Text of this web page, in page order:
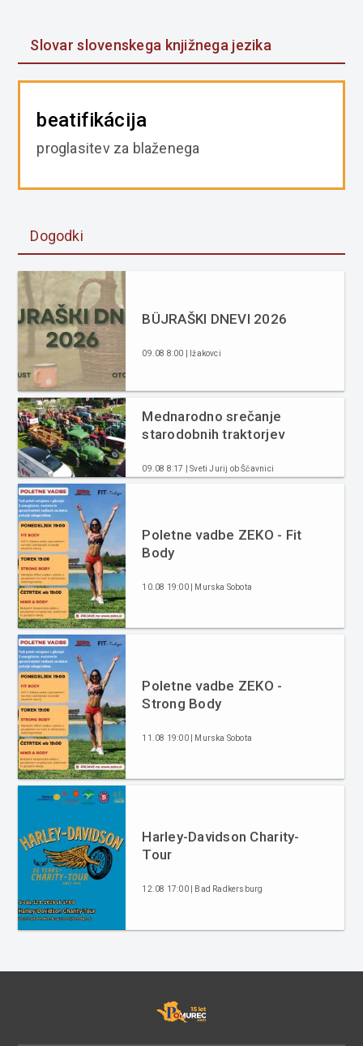
Slovar slovenskega knjižnega jezika
beatifikácija
proglasitev za blaženega
Dogodki
BÜJRAŠKI DNEVI 2026
09.08 8:00 | Ižakovci
Mednarodno srečanje
starodobnih traktorjev
09.08 8:17 | Sveti Jurij ob Ščavnici
Poletne vadbe ZEKO - Fit
Body
10.08 19:00 | Murska Sobota
Poletne vadbe ZEKO -
Strong Body
11.08 19:00 | Murska Sobota
Harley-Davidson Charity-
Tour
12.08 17:00 | Bad Radkersburg